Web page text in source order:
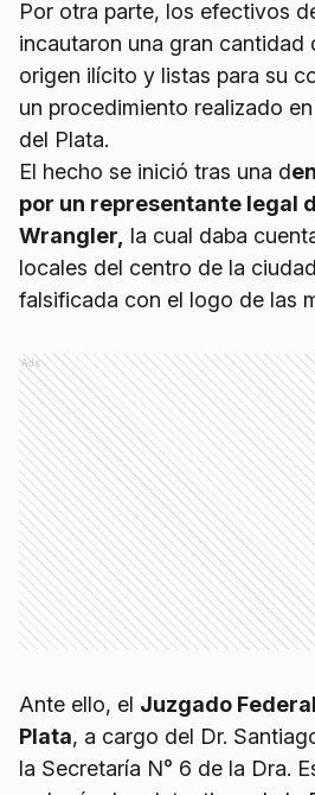
Por otra parte, los efectivos
incautaron una gran cantidad
origen ilícito y listas para su
un procedimiento realizado
del Plata.
El hecho se inició tras una d
por un representante legal
Wrangler, la cual daba
locales del centro de la
falsificada con el logo de las
Ads
Ante ello, el Juzgado
Plata, a cargo del Dr.
la Secretaría N° 6 de la Dra.